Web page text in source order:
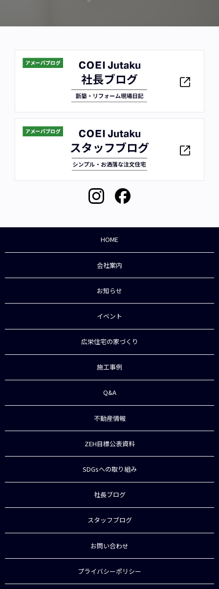
HOME
会社案内
お知らせ
イベント
広栄住宅の家づくり
施工事例
Q&A
不動産情報
ZEH目標公表資料
SDGsへの取り組み
社長ブログ
スタッフブログ
お問い合わせ
プライバシーポリシー